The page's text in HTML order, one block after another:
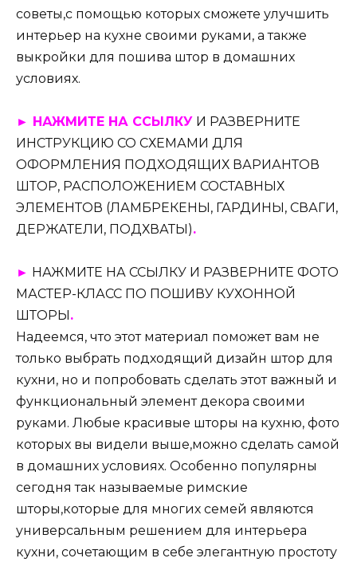
советы,с помощью которых сможете улучшить
интерьер на кухне своими руками, а также
выкройки для пошива штор в домашних
условиях.
► НАЖМИТЕ НА ССЫЛКУ И РАЗВЕРНИТЕ
ИНСТРУКЦИЮ СО СХЕМАМИ ДЛЯ
ОФОРМЛЕНИЯ ПОДХОДЯЩИХ ВАРИАНТОВ
ШТОР, РАСПОЛОЖЕНИЕМ СОСТАВНЫХ
ЭЛЕМЕНТОВ (ЛАМБРЕКЕНЫ, ГАРДИНЫ, СВАГИ,
ДЕРЖАТЕЛИ, ПОДХВАТЫ).
► НАЖМИТЕ НА ССЫЛКУ И РАЗВЕРНИТЕ ФОТО
МАСТЕР-КЛАСС ПО ПОШИВУ КУХОННОЙ
ШТОРЫ .
Надеемся, что этот материал поможет вам не
только выбрать подходящий дизайн штор для
кухни, но и попробовать сделать этот важный и
функциональный элемент декора своими
руками. Любые красивые шторы на кухню, фото
которых вы видели выше,можно сделать самой
в домашних условиях. Особенно популярны
сегодня так называемые римские
шторы,которые для многих семей являются
универсальным решением для интерьера
кухни, сочетающим в себе элегантную простоту